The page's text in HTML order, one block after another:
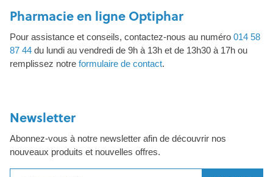
Pharmacie en ligne Optiphar
Pour assistance et conseils, contactez-nous au numéro 014 58
87 44 du lundi au vendredi de 9h à 13h et de 13h30 à 17h ou
remplissez notre formulaire de contact.
Newsletter
Abonnez-vous à notre newsletter afin de découvrir nos
nouveaux produits et nouvelles offres.